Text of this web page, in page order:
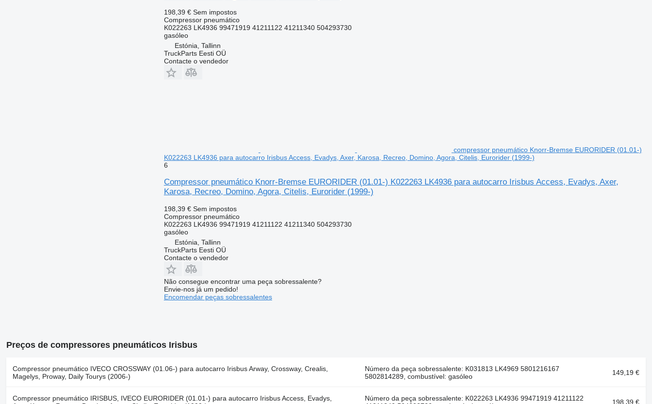
198,39 € Sem impostos
Compressor pneumático
K022263 LK4936 99471919 41211122 41211340 504293730
gasóleo
Estónia, Tallinn
TruckParts Eesti OÜ
Contacte o vendedor
compressor pneumático Knorr-Bremse EURORIDER (01.01-)
K022263 LK4936 para autocarro Irisbus Access, Evadys, Axer, Karosa, Recreo, Domino, Agora, Citelis, Eurorider (1999-)
6
Compressor pneumático Knorr-Bremse EURORIDER (01.01-) K022263 LK4936 para autocarro Irisbus Access, Evadys, Axer,
Karosa, Recreo, Domino, Agora, Citelis, Eurorider (1999-)
198,39 € Sem impostos
Compressor pneumático
K022263 LK4936 99471919 41211122 41211340 504293730
gasóleo
Estónia, Tallinn
TruckParts Eesti OÜ
Contacte o vendedor
Não consegue encontrar uma peça sobressalente?
Envie-nos já um pedido!
Encomendar peças sobressalentes
Preços de compressores pneumáticos Irisbus
Compressor pneumático IVECO CROSSWAY (01.06-) para autocarro Irisbus Arway, Crossway, Crealis,
Magelys, Proway, Daily Tourys (2006-)
Número da peça sobressalente: K031813 LK4969 5801216167
5802814289, combustível: gasóleo
149,19 €
Compressor pneumático IRISBUS, IVECO EURORIDER (01.01-) para autocarro Irisbus Access, Evadys,
Número da peça sobressalente: K022263 LK4936 99471919 41211122
198,39 €